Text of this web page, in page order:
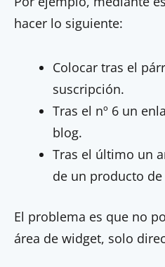
hacer lo siguiente:
Colocar tras el
suscripción.
Tras el nº 6 un
blog.
Tras el último un
de un producto
El problema es que no
área de widget, solo